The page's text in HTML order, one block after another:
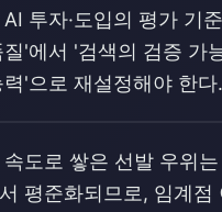
AI 투자·도입의 평가 기
'에서 '검색의 검증 가
력'으로 재설정해야 한다.
속도로 쌓은 선발 우위
평준화되므로, 임계점